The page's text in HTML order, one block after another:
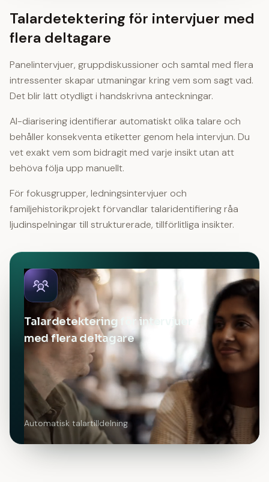
Talardetektering för intervjuer med
flera deltagare
Panelintervjuer, gruppdiskussioner och samtal med flera
intressenter skapar utmaningar kring vem som sagt vad.
Det blir lätt otydligt i handskrivna anteckningar.
AI-diarisering identifierar automatiskt olika talare och
behåller konsekventa etiketter genom hela intervjun. Du
vet exakt vem som bidragit med varje insikt utan att
behöva följa upp manuellt.
För fokusgrupper, ledningsintervjuer och
familjehistorikprojekt förvandlar talaridentifiering råa
ljudinspelningar till strukturerade, tillförlitliga insikter.
Talardetektering för intervjuer
med flera deltagare
Automatisk talartilldelning